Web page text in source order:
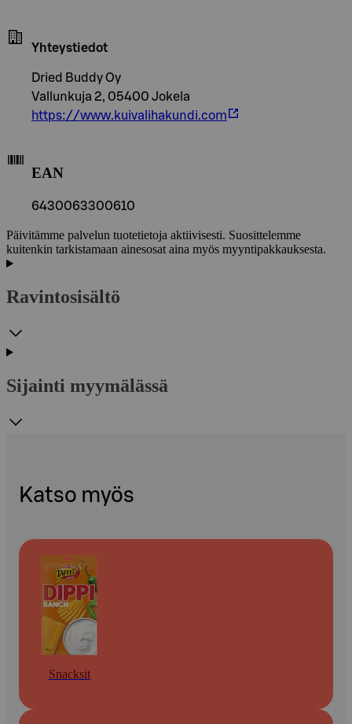
Yhteystiedot
Dried Buddy Oy
Vallunkuja 2, 05400 Jokela
https://www.kuivalihakundi.com
EAN
6430063300610
Päivitämme palvelun tuotetietoja aktiivisesti. Suosittelemme
kuitenkin tarkistamaan ainesosat aina myös myyntipakkauksesta.
Ravintosisältö
Sijainti myymälässä
Katso myös
Snacksit